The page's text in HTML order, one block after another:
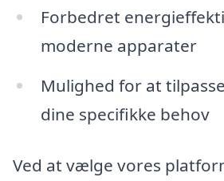
Forbedret
moderne apparater
Mulighed for at
dine specifikke behov
Ved at vælge vores